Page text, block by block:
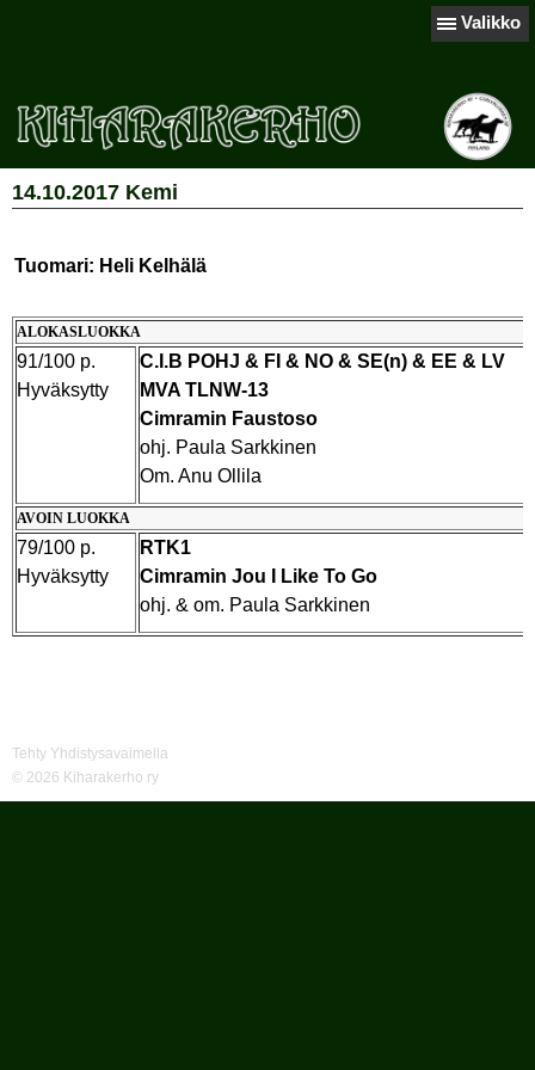
Valikko
14.10.2017 Kemi
Tuomari: Heli Kelhälä
ALOKASLUOKKA
91/100 p.
Hyväksytty
C.I.B POHJ & FI & NO & SE(n) & EE & LV
MVA TLNW-13
Cimramin Faustoso
ohj. Paula Sarkkinen
Om. Anu Ollila
AVOIN LUOKKA
79/100 p.
Hyväksytty
RTK1
Cimramin Jou I Like To Go
ohj. & om. Paula Sarkkinen
Tehty Yhdistysavaimella
© 2026 Kiharakerho ry